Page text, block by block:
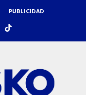
PUBLICIDAD